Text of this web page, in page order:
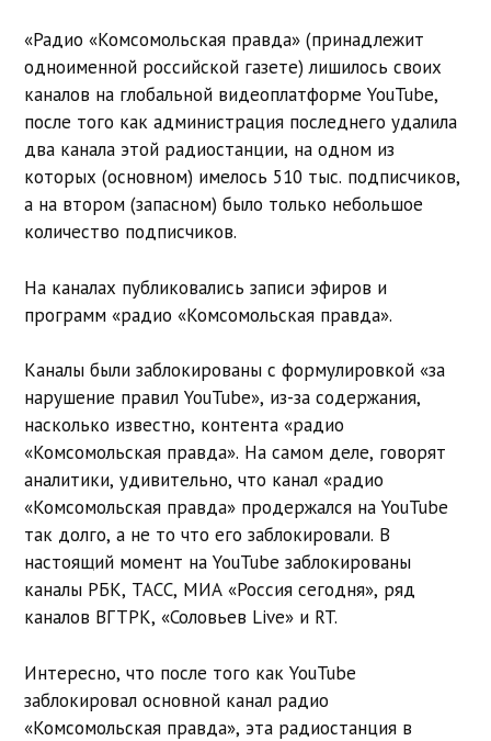
«Радио «Комсомольская правда» (принадлежит
одноименной российской газете) лишилось своих
каналов на глобальной видеоплатформе YouTube,
после того как администрация последнего удалила
два канала этой радиостанции, на одном из
которых (основном) имелось 510 тыс. подписчиков,
а на втором (запасном) было только небольшое
количество подписчиков.
На каналах публиковались записи эфиров и
программ «радио «Комсомольская правда».
Каналы были заблокированы с формулировкой «за
нарушение правил YouTube», из-за содержания,
насколько известно, контента «радио
«Комсомольская правда». На самом деле, говорят
аналитики, удивительно, что канал «радио
«Комсомольская правда» продержался на YouTube
так долго, а не то что его заблокировали. В
настоящий момент на YouTube заблокированы
каналы РБК, ТАСС, МИА «Россия сегодня», ряд
каналов ВГТРК, «Соловьев Live» и RT.
Интересно, что после того как YouTube
заблокировал основной канал радио
«Комсомольская правда», эта радиостанция в